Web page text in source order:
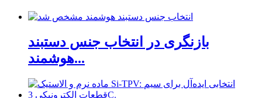
بازنگری در انتخاب جنس دستبند
هوشمند...